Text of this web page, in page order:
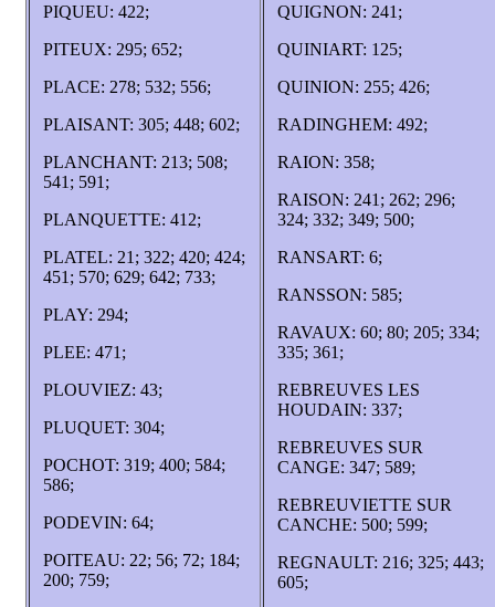
PIQUEU: 422;
PITEUX: 295; 652;
PLACE: 278; 532; 556;
PLAISANT: 305; 448; 602;
PLANCHANT: 213; 508;
541; 591;
PLANQUETTE: 412;
PLATEL: 21; 322; 420; 424;
451; 570; 629; 642; 733;
PLAY: 294;
PLEE: 471;
PLOUVIEZ: 43;
PLUQUET: 304;
POCHOT: 319; 400; 584;
586;
PODEVIN: 64;
POITEAU: 22; 56; 72; 184;
200; 759;
QUIGNON: 241;
QUINIART: 125;
QUINION: 255; 426;
RADINGHEM: 492;
RAION: 358;
RAISON: 241; 262; 296;
324; 332; 349; 500;
RANSART: 6;
RANSSON: 585;
RAVAUX: 60; 80; 205; 334;
335; 361;
REBREUVES LES
HOUDAIN: 337;
REBREUVES SUR
CANGE: 347; 589;
REBREUVIETTE SUR
CANCHE: 500; 599;
REGNAULT: 216; 325; 443;
605;